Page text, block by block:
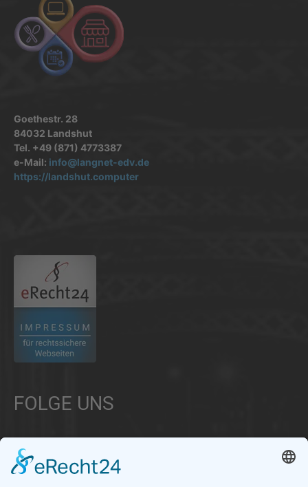
Goethestr. 28
84032 Landshut
Tel. +49 (871) 4773387
e-Mail: info@langnet-edv.de
https://landshut.computer
FOLGE UNS